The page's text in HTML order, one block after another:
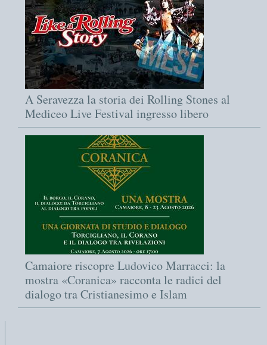
A Seravezza la storia dei Rolling Stones al
Mediceo Live Festival ingresso libero
Camaiore riscopre Ludovico Marracci: la
mostra «Coranica» racconta le radici del
dialogo tra Cristianesimo e Islam